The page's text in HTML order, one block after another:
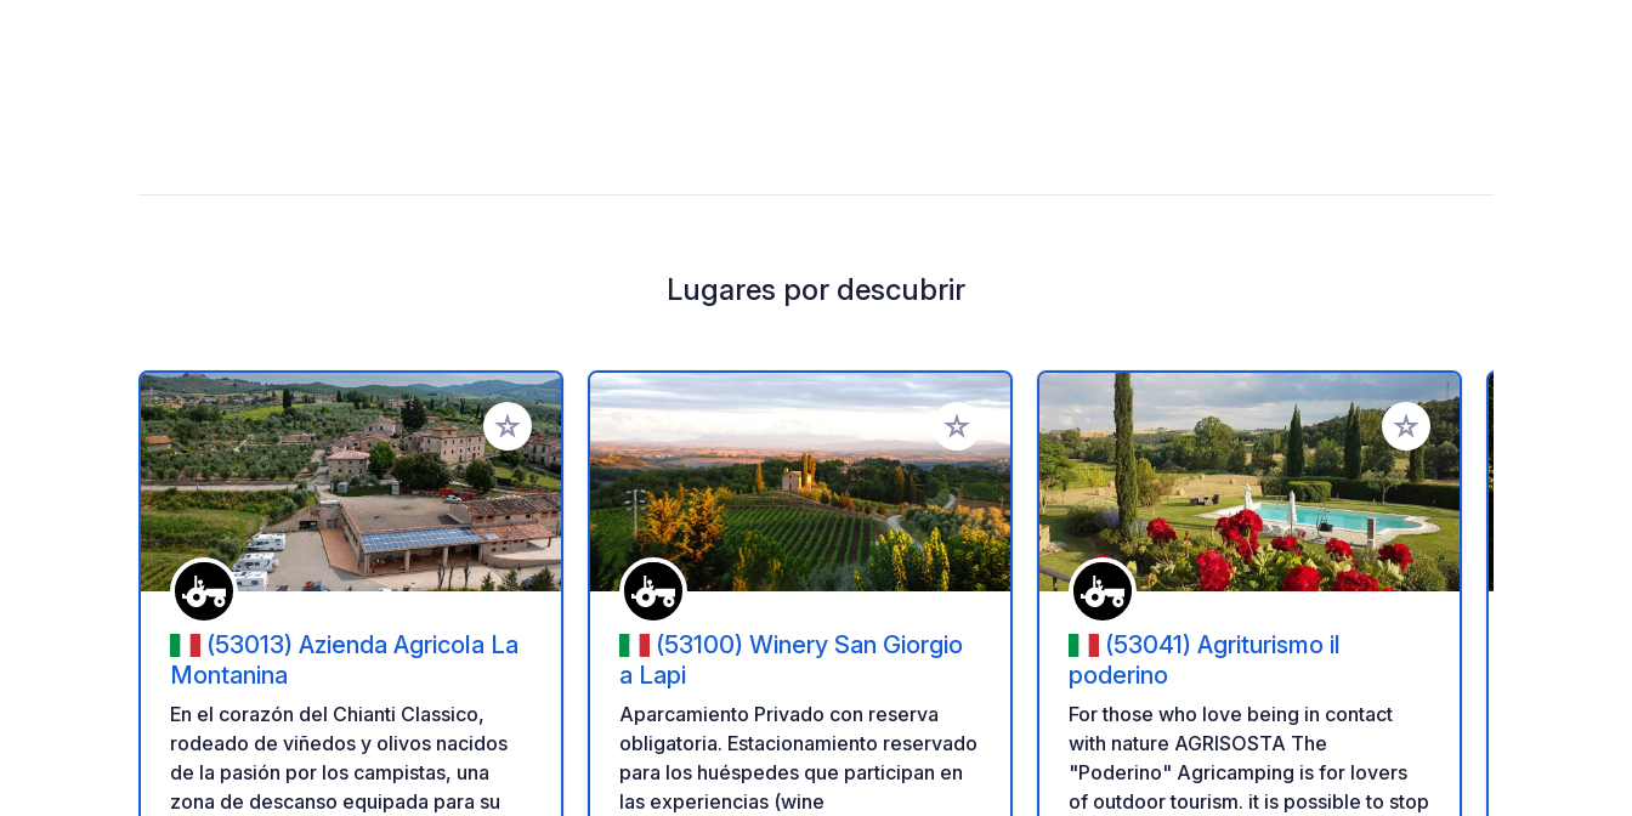
Lugares por descubrir
Añadir a tus favoritos
(53013) Azienda Agricola La
Montanina
En el corazón del Chianti Classico,
rodeado de viñedos y olivos nacidos
de la pasión por los campistas, una
zona de descanso equipada para su
Añadir a tus favoritos
(53100) Winery San Giorgio
a Lapi
Aparcamiento Privado con reserva
obligatoria. Estacionamiento reservado
para los huéspedes que participan en
las experiencias (wine
Añadir a tus favoritos
(53041) Agriturismo il
poderino
For those who love being in contact
with nature AGRISOSTA The
"Poderino" Agricamping is for lovers
of outdoor tourism. it is possible to stop